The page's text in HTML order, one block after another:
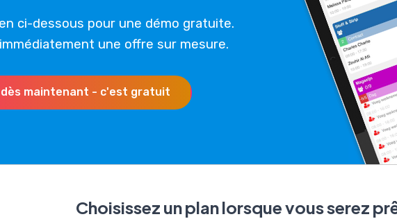
ci-dessous pour une démo gratuite.
une offre sur mesure.
dès maintenant - c'est gratuit
Choisissez un plan lorsque vous serez